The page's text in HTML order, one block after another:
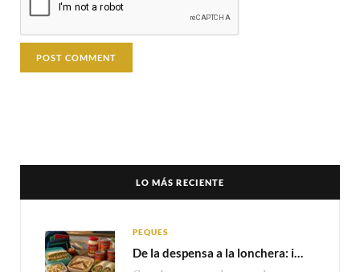
LO MÁS RECIENTE
PEQUES
De la despensa a la lonchera: ideas rápidas para el regreso a clases